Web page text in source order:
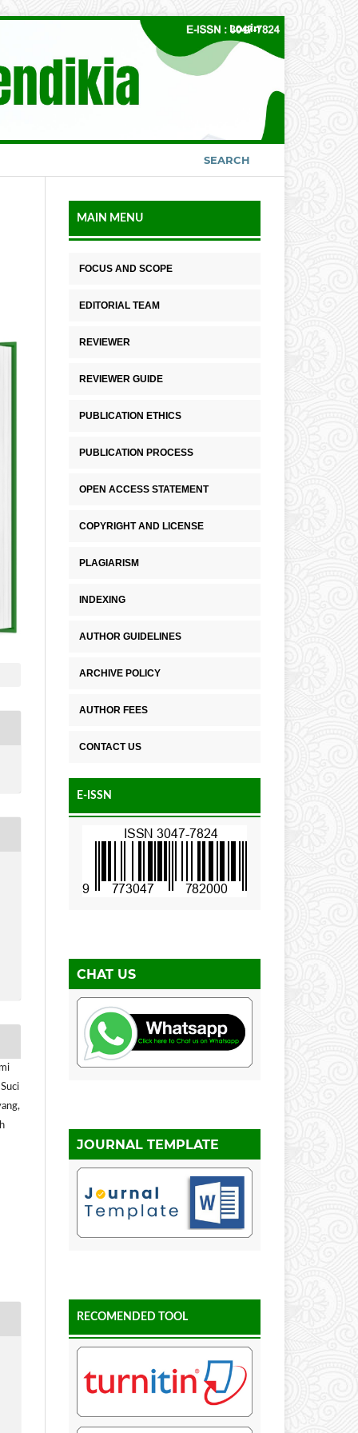
SEARCH
Login
MAIN MENU
FOCUS AND SCOPE
EDITORIAL TEAM
REVIEWER
REVIEWER GUIDE
PUBLICATION ETHICS
PUBLICATION PROCESS
OPEN ACCESS STATEMENT
COPYRIGHT AND LICENSE
PLAGIARISM
INDEXING
AUTHOR GUIDELINES
ARCHIVE POLICY
AUTHOR FEES
CONTACT US
E-ISSN
CHAT US
JOURNAL TEMPLATE
RECOMENDED TOOL